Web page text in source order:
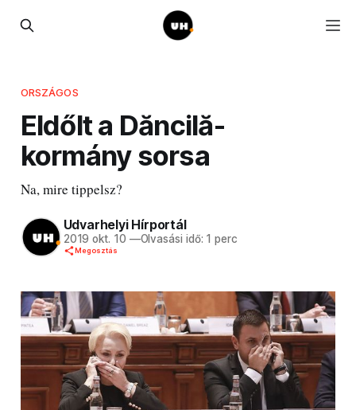
ORSZÁGOS
Eldőlt a Dăncilă-
kormány sorsa
Na, mire tippelsz?
Udvarhelyi Hírportál
2019 okt. 10 —Olvasási idő: 1 perc
Megosztás